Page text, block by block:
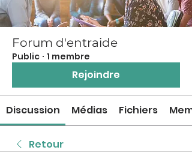
Forum d'entraide
Public · 1 membre
Rejoindre
Discussion Médias Fichiers
Retour